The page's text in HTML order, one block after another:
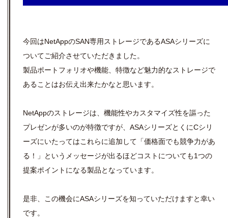
今回はNetAppのSAN専用ストレージであるASAシリーズに
ついてご紹介させていただきました。
製品ポートフォリオや機能、特徴など魅力的なストレージで
あることはお伝え出来たかなと思います。
NetAppのストレージは、機能性やカスタマイズ性を謳った
プレゼンが多いのが特徴ですが、ASAシリーズとくにCシリ
ーズにいたってはこれらに追加して「価格面でも競争力があ
る！」というメッセージが出るほどコストについても1つの
提案ポイントになる製品となっています。
是非、この機会にASAシリーズを知っていただけますと幸い
です。